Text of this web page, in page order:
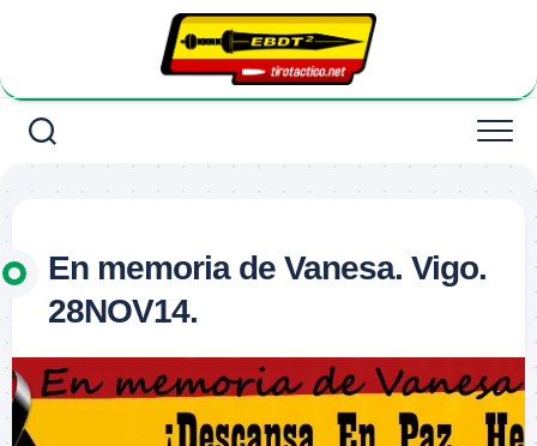
En memoria de Vanesa. Vigo.
28NOV14.